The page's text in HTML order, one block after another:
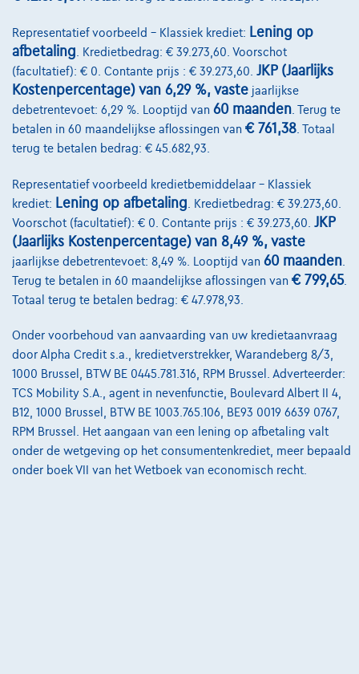
Land Rover Range Rover Evoque
D165 R-Dynamic S AWD Auto. 23MY
10/2022
54.342 km Diesel Automaat 120 kW ( 163 PK )
€27.900 ✓BTW aftrekbaar
Vanaf€535,37/maandmet een laatste
maandaflossing van€7.510,37
Ontdek het volledige cijfervoorbeeld
7540 Tournai,JLR Dejonckheere Tournai
Bekijk wagen
Representatief voorbeeld – Klassiek krediet: Lening op
afbetaling . Kredietbedrag: € 39.273,60. Voorschot
(facultatief): € 0. Contante prijs : € 39.273,60. JKP (Jaarlijks
Kostenpercentage) van 6,29 %, vaste jaarlijkse
debetrentevoet: 6,29 %. Looptijd van 60 maanden . Terug te
betalen in 60 maandelijkse aflossingen van € 761,38 . Totaal
terug te betalen bedrag: € 45.682,93.
Representatief voorbeeld kredietbemiddelaar – Klassiek
krediet: Lening op afbetaling . Kredietbedrag: € 39.273,60.
Voorschot (facultatief): € 0. Contante prijs : € 39.273,60. JKP
(Jaarlijks Kostenpercentage) van 8,49 %, vaste
jaarlijkse debetrentevoet: 8,49 %. Looptijd van 60 maanden
Terug te betalen in 60 maandelijkse aflossingen van € 799,65.
Totaal terug te betalen bedrag: € 47.978,93.
Onder voorbehoud van aanvaarding van uw kredietaanvraag
door Alpha Credit s.a., kredietverstrekker, Warandeberg 8/3,
1000 Brussel, BTW BE 0445.781.316, RPM Brussel. Adverteerder:
TCS Mobility S.A., agent in nevenfunctie, Boulevard Albert II 4,
B12, 1000 Brussel, BTW BE 1003.765.106, BE93 0019 6639 0767,
RPM Brussel. Het aangaan van een lening op afbetaling valt
onder de wetgeving op het consumentenkrediet, meer bepaald
onder boek VII van het Wetboek van economisch recht.